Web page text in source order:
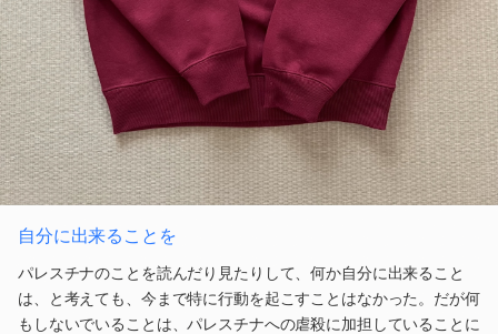
自分に出来ることを
パレスチナのことを読んだり見たりして、何か自分に出来ること
は、と考えても、今まで特に行動を起こすことはなかった。だが何
もしないでいることは、パレスチナへの虐殺に加担していることに